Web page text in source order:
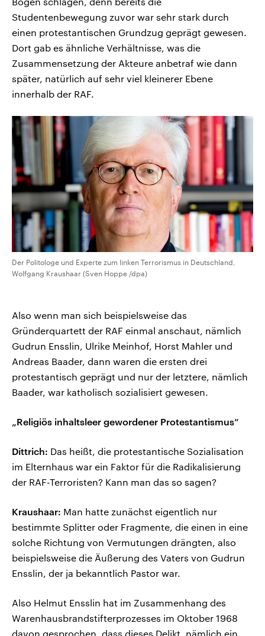
Studentenbewegung zuvor war sehr stark durch
einen protestantischen Grundzug geprägt gewesen.
Dort gab es ähnliche Verhältnisse, was die
Zusammensetzung der Akteure anbetraf wie dann
später, natürlich auf sehr viel kleinerer Ebene
innerhalb der RAF.
Der Politologe und Experte zum linken Terrorismus in Deutschland,
Wolfgang Kraushaar (Sven Hoppe /dpa)
Also wenn man sich beispielsweise das
Gründerquartett der RAF einmal anschaut, nämlich
Gudrun Ensslin, Ulrike Meinhof, Horst Mahler und
Andreas Baader, dann waren die ersten drei
protestantisch geprägt und nur der letztere, nämlich
Baader, war katholisch sozialisiert gewesen.
„Religiös inhaltsleer gewordener Protestantismus“
Dittrich: Das heißt, die protestantische Sozialisation
im Elternhaus war ein Faktor für die Radikalisierung
der RAF-Terroristen? Kann man das so sagen?
Kraushaar: Man hatte zunächst eigentlich nur
bestimmte Splitter oder Fragmente, die einen in eine
solche Richtung von Vermutungen drängten, also
beispielsweise die Äußerung des Vaters von Gudrun
Ensslin, der ja bekanntlich Pastor war.
Also Helmut Ensslin hat im Zusammenhang des
Warenhausbrandstifterprozesses im Oktober 1968
davon gesprochen, dass dieses Delikt, nämlich ein